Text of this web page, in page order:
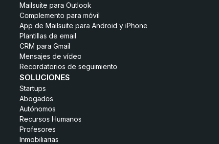
Mailsuite para Outlook
Complemento para móvil
App de Mailsuite para Android y iPhone
Plantillas de email
CRM para Gmail
Mensajes de vídeo
Recordatorios de seguimiento
SOLUCIONES
Startups
Abogados
Autónomos
Recursos Humanos
Profesores
Inmobiliarias